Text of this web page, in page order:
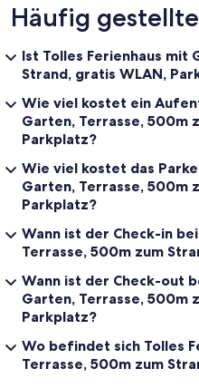
Häufig
Ist Tolles Ferienhaus mit
Strand, gratis WLAN,
Wie viel kostet ein
Garten, Terrasse, 500m
Parkplatz?
Wie viel kostet das
Garten, Terrasse, 500m
Parkplatz?
Wann ist der Check-in
Terrasse, 500m zum
Wann ist der Check-out
Garten, Terrasse, 500m
Parkplatz?
Wo befindet sich Tolles
Terrasse, 500m zum